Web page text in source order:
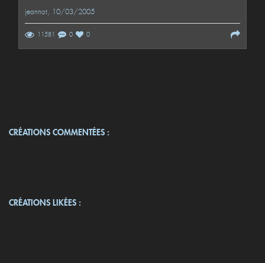
jeannot, 10/03/2005
11581 0 0
CRÉATIONS COMMENTÉES :
CRÉATIONS LIKÉES :